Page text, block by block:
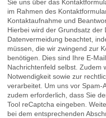
Sie uns über das
im Rahmen des
Kontaktaufnahme und
Hierbei wird der Grundsatz der
Datenvermeidung beachtet,
müssen, die wir zwingend zur
benötigen. Dies sind Ihre E-
Nachrichtenfeld selbst. Zudem
Notwendigkeit sowie zur
verarbeitet. Um uns vor Spam-
zudem erforderlich, dass Sie
Tool reCaptcha eingeben.
bei dem entsprechenden